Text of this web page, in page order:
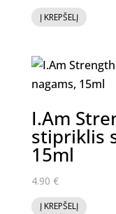
price
was:
Į KREPŠELĮ
I.Am
stipriklis
15ml
4.90 €
Į KREPŠELĮ